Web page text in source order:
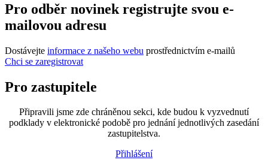
Pro odběr novinek registrujte svou e-
mailovou adresu
Dostávejte informace z našeho webu prostřednictvím e-mailů
Chci se zaregistrovat
Pro zastupitele
Připravili jsme zde chráněnou sekci, kde budou k vyzvednutí
podklady v elektronické podobě pro jednání jednotlivých zasedání
zastupitelstva.
Přihlášení